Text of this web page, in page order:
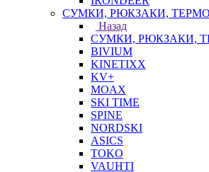
СУМКИ, РЮКЗАКИ,
Назад
СУМКИ, РЮКЗАКИ,
BIVIUM
KINETIXX
KV+
MOAX
SKI TIME
SPINE
NORDSKI
ASICS
TOKO
VAUHTI